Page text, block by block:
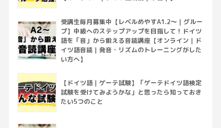
受講生毎月募集中【レベルめやすA1.2～｜グルー
プ】中級へのステップアップを目指して！ドイツ
語を「音」から鍛える音読講座【オンライン｜ド
イツ語音読｜発音・リズムのトレーニングがした
い方へ】
【ドイツ語｜ゲーテ試験】「ゲーテドイツ語検定
試験を受けてみようかな」と思ったら知っておき
たい5つのこと